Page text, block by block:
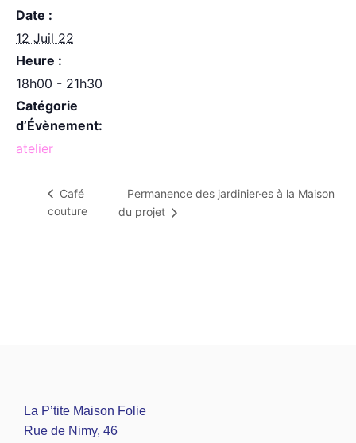
Date :
12 Juil 22
Heure :
18h00 - 21h30
Catégorie
d’Évènement:
atelier
Café
couture
Permanence des jardinier·es à la Maison
du projet
La P’tite Maison Folie
Rue de Nimy, 46